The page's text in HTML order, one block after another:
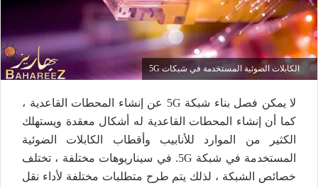
الكابلات الضوئية المستخدمة في شبكات 5G
لا يمكن فصل بناء شبكة 5G عن إنشاء المحطات القاعدية ،
كما أن إنشاء المحطات القاعدية له أشكال معقدة ويستهلك
الكثير من الموارد للأنابيب وأقطاب الكابلات الضوئية
المستخدمة في شبكة 5G. في سيناريوهات مختلفة ، تختلف
خصائص الشبكة ، لذلك يتم طرح متطلبات مختلفة لأداء نقل